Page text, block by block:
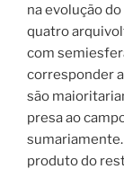
na evolução
quatro
com
corresponder
são
presa ao
sumariamente.
produto do